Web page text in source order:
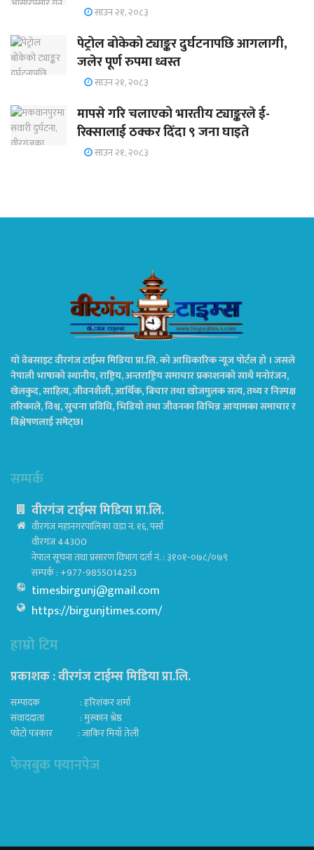
साउन २१, २०८३
पेट्रोल बोकेको ट्याङ्कर दुर्घटनापछि आगलागी,
जलेर पूर्ण रुपमा ध्वस्त
साउन २१, २०८३
मापसे गरि चलाएको भारतीय ट्याङ्करले ई-
रिक्सालाई ठक्कर दिँदा ९ जना घाइते
साउन २१, २०८३
यो वेबसाइट वीरगंज टाईम्स मिडिया प्रा.लि. को आधिकारिक न्यूज पोर्टल हो । जसले
नेपाली भाषाको स्थानीय, राष्ट्रिय, अन्तराष्ट्रिय समाचार प्रकाशनको साथै मनोरंजन,
खेलकुद, साहित्य, जीवनशैली, आर्थिक, बिचार तथा खोजमुलक सत्य, तथ्य र निस्पक्ष
तरिकाले, विश्व, सुचना प्रविधि, भिडियो तथा जीवनका विभिन्न आयामका समाचार र
विश्लेषणलाई समेट्छ।
सम्पर्क
वीरगंज टाईम्स मिडिया प्रा.लि.
वीरगंज महानगरपालिका वडा नं. १६, पर्सा
वीरगंज 44300
नेपाल सूचना तथा प्रसारण विभाग दर्ता नं. : ३१०१-०७८/०७९
सम्पर्क : +977-9855014253
timesbirgunj@gmail.com
https://birgunjtimes.com/
हाम्रो टिम
प्रकाशक : वीरगंज टाईम्स मिडिया प्रा‍.लि.
सम्पादक : हरिशंकर शर्मा
संवाददाता : मुस्कान श्रेष्ठ
फोटो पत्रकार : जाकिर मियाँ तेली
फेसबुक फ्यानपेज